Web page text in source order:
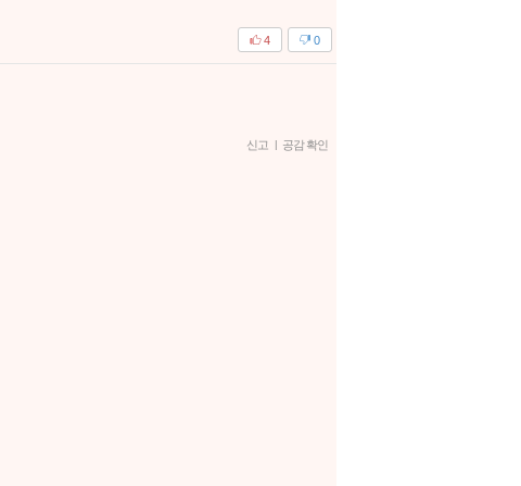
0
4
신고 | 공감 확인